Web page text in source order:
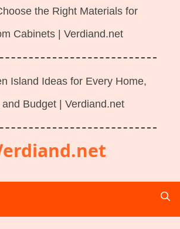
the Right Materials for
Cabinets | Verdiand.net
Island Ideas for Every Home,
and Budget | Verdiand.net